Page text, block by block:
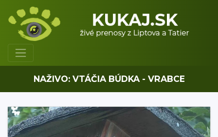
NAŽIVO: VTÁČIA BÚDKA - VRABCE